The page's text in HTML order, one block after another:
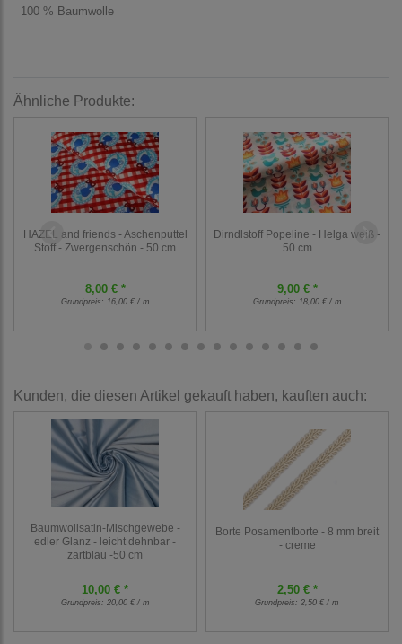
100 % Baumwolle
Ähnliche Produkte:
HAZEL and friends - Aschenputtel
Stoff - Zwergenschön - 50 cm
8,00 € *
Grundpreis: 16,00 € / m
Dirndlstoff Popeline - Helga weiß -
50 cm
9,00 € *
Grundpreis: 18,00 € / m
Kunden, die diesen Artikel gekauft haben, kauften auch:
Baumwollsatin-Mischgewebe -
edler Glanz - leicht dehnbar -
zartblau -50 cm
10,00 € *
Grundpreis: 20,00 € / m
Borte Posamentborte - 8 mm breit
- creme
2,50 € *
Grundpreis: 2,50 € / m